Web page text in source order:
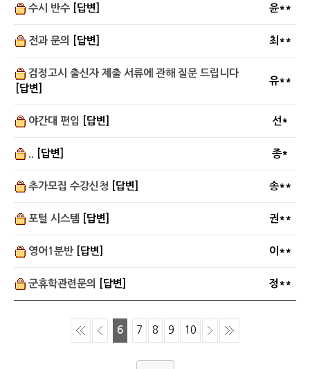
수시 반수 [답변] 윤**
전과 문의 [답변] 최**
검정고시 출신자 제출 서류에 관해 질문 드립니다
[답변]
유**
야간대 편입 [답변] 선*
[답변] 종*
추가모집 수강신청 [답변] 송**
포털 시스템 [답변] 권**
영어1분반 [답변] 이**
군휴학관련문의 [답변] 정**
6 7 8 9 10